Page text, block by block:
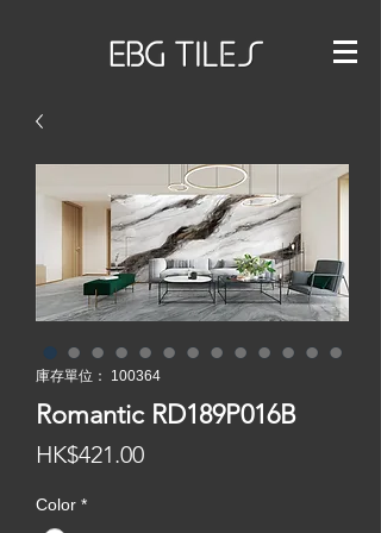
庫存單位： 100364
Romantic RD189P016B
HK$421.00價
Color *